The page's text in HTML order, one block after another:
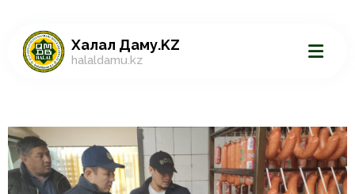
Халал Даму.KZ
halaldamu.kz